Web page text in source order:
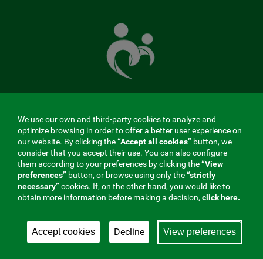
Mutual
Fund
that
takes
MENÚ
REDES
SOCIALES
V20
Contractor profile|Cookies |Legal notice| Privacy
Company, 275. Fraternidad-Muprespa 2026
We use our own and third-party cookies to analyze and
optimize browsing in order to offer a better user experience on
our website. By clicking the“Accept all cookies” button, we
consider that you accept their use. You can also configure
them according to your preferences by clicking the“View
preferences” button, or browse using only the“strictly
necessary” cookies. If, on the other hand, you would like to
obtain more information before making a decision, click here.
Accept cookies View preferences
Decline